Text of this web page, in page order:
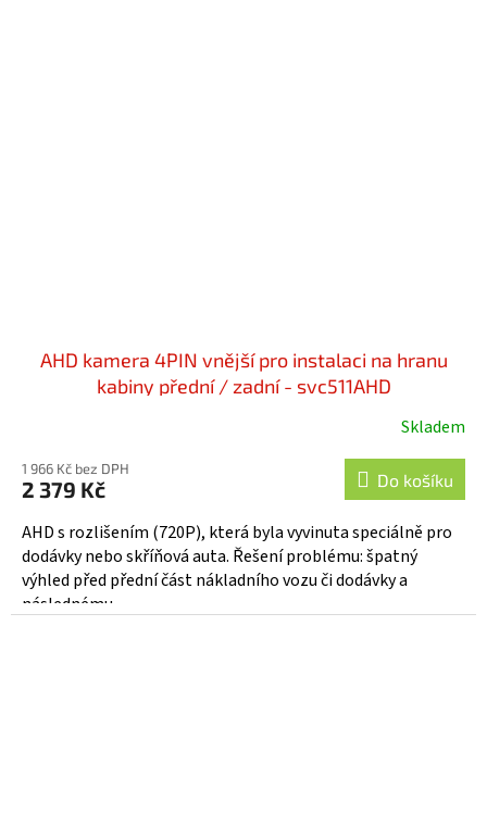
AHD kamera 4PIN vnější pro instalaci na hranu
kabiny přední / zadní - svc511AHD
Skladem
1 966 Kč bez DPH
2 379 Kč Do košíku
AHD s rozlišením (720P), která byla vyvinuta speciálně pro
dodávky nebo skříňová auta. Řešení problému: špatný
výhled před přední část nákladního vozu či dodávky a
následnému...